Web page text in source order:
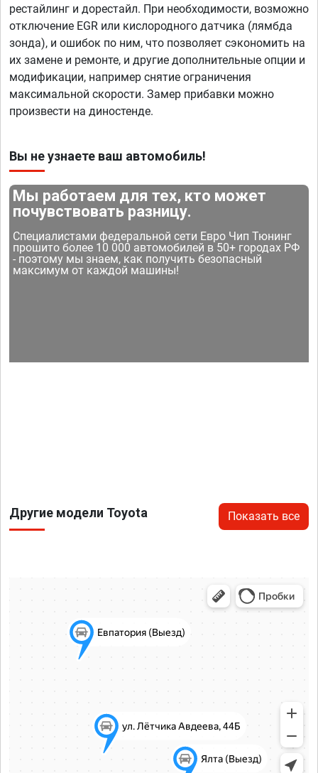
рестайлинг и дорестайл. При необходимости, возможно
отключение EGR или кислородного датчика (лямбда
зонда), и ошибок по ним, что позволяет сэкономить на
их замене и ремонте, и другие дополнительные опции и
модификации, например снятие ограничения
максимальной скорости. Замер прибавки можно
произвести на диностенде.
Вы не узнаете ваш автомобиль!
Мы работаем для тех, кто может
почувствовать разницу.
Специалистами федеральной сети Евро Чип Тюнинг
прошито более 10 000 автомобилей в 50+ городах РФ
- поэтому мы знаем, как получить безопасный
максимум от каждой машины!
Другие модели Toyota Показать все